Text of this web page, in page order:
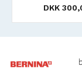
DKK